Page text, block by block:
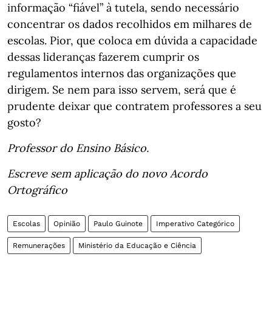
informação “fiável” à tutela, sendo necessário
concentrar os dados recolhidos em milhares de
escolas. Pior, que coloca em dúvida a capacidade
dessas lideranças fazerem cumprir os
regulamentos internos das organizações que
dirigem. Se nem para isso servem, será que é
prudente deixar que contratem professores a seu
gosto?
Professor do Ensino Básico.
Escreve sem aplicação do novo Acordo
Ortográfico
Escolas Opinião Paulo Guinote Imperativo Categórico
Remunerações Ministério da Educação e Ciência